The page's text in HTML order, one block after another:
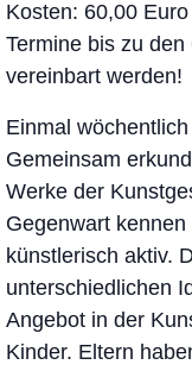
Kosten: 60,00
Termine bis zu
vereinbart werden!
Einmal
Gemeinsam
Werke der
Gegenwart
künstlerisch aktiv.
unterschiedlichen
Angebot in der
Kinder. Eltern